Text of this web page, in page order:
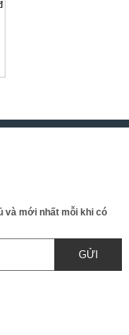
và mới nhất mỗi khi có
GỬI